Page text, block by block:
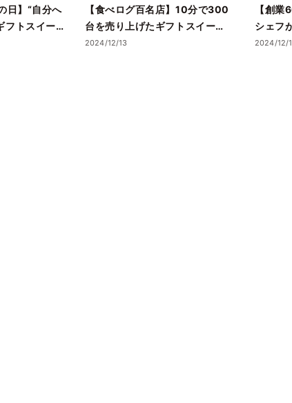
日】“自分へ
フトスイー
Cake.jpでお
【食べログ百名店】10分で300
台を売り上げたギフトスイー
ツ！？東京広尾の人気フレンチレ
2024/12/13
【創
シェフ
キ・ギ
2024/12/